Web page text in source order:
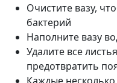
Очистите вазу,
бактерий
Наполните вазу
Удалите все
предотвратить